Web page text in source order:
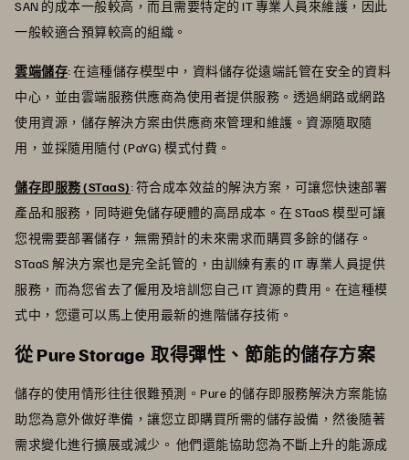
SAN 的成本一般較高，而且需要特定的 IT 專業人員來維護，因此
一般較適合預算較高的組織。
雲端儲存: 在這種儲存模型中，資料儲存從遠端託管在安全的資料
中心，並由雲端服務供應商為使用者提供服務。透過網路或網路
使用資源，儲存解決方案由供應商來管理和維護。資源隨取隨
用，並採隨用隨付 (PaYG) 模式付費。
儲存即服務 (STaaS): 符合成本效益的解決方案，可讓您快速部署
產品和服務，同時避免儲存硬體的高昂成本。在 STaaS 模型可讓
您視需要部署儲存，無需預計的未來需求而購買多餘的儲存。
STaaS 解決方案也是完全託管的，由訓練有素的 IT 專業人員提供
服務，而為您省去了僱用及培訓您自己 IT 資源的費用。在這種模
式中，您還可以馬上使用最新的進階儲存技術。
從 Pure Storage 取得彈性、節能的儲存方案
儲存的使用情形往往很難預測。Pure 的儲存即服務解決方案能協
助您為意外做好準備，讓您立即購買所需的儲存設備，然後隨著
需求變化進行擴展或減少。 他們還能協助您為不斷上升的能源成